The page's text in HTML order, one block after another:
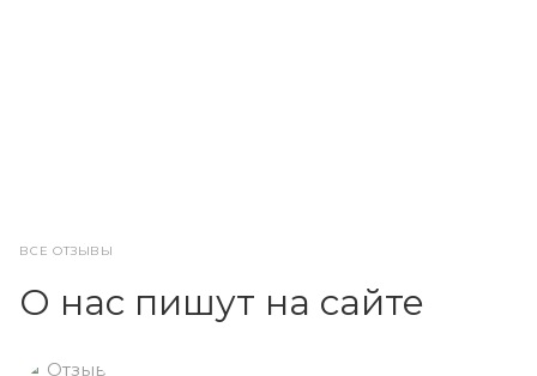
ВСЕ ОТЗЫВЫ
О нас пишут на сайте